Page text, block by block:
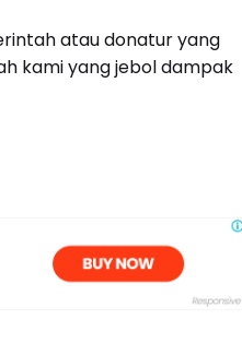
atau donatur yang
kami yang jebol dampak